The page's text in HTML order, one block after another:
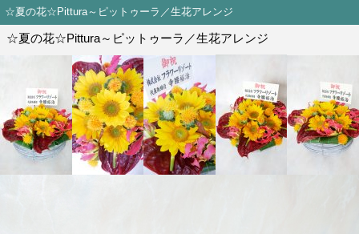
☆夏の花☆Pittura～ピットゥーラ／生花アレンジ
☆夏の花☆Pittura～ピットゥーラ／生花アレンジ